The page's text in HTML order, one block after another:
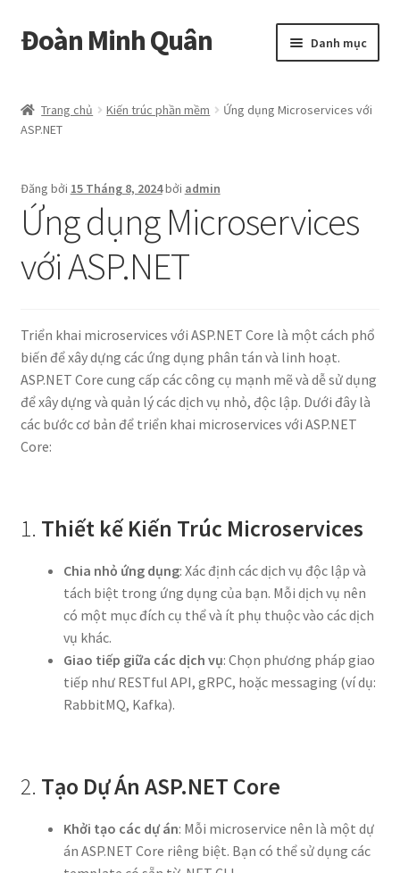
Đi
đến
hướng
Chuyển
đến
dung
Đoàn Minh Quân Danh mục
Curriculum Vitae
Cửa hàng
Hồ sơ năng lực
Liên hệ
rộng
con
Trang chủ Kiến trúc phần mềm
Ứng dụng Microservices với
ASP.NET
Đăng bởi 15 Tháng 8, 2024bởi admin
Ứng dụng Microservices
với ASP.NET
Triển khai microservices với ASP.NET Core là một cách phổ
biến để xây dựng các ứng dụng phân tán và linh hoạt.
ASP.NET Core cung cấp các công cụ mạnh mẽ và dễ sử dụng
để xây dựng và quản lý các dịch vụ nhỏ, độc lập. Dưới đây là
các bước cơ bản để triển khai microservices với ASP.NET
Core:
1. Thiết kế Kiến Trúc Microservices
Chia nhỏ ứng dụng: Xác định các dịch vụ độc lập và
tách biệt trong ứng dụng của bạn. Mỗi dịch vụ nên
có một mục đích cụ thể và ít phụ thuộc vào các dịch
vụ khác.
Giao tiếp giữa các dịch vụ: Chọn phương pháp giao
tiếp như RESTful API, gRPC, hoặc messaging (ví dụ:
RabbitMQ, Kafka).
2. Tạo Dự Án ASP.NET Core
Khởi tạo các dự án: Mỗi microservice nên là một dự
án ASP.NET Core riêng biệt. Bạn có thể sử dụng các